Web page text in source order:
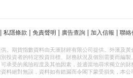
私隱條款 免責聲明 廣告查詢 加入信報 聯絡
。期貨指數資料由天滙財經有限公司提供。外滙及黃
投資者的特定投資目標、財務狀況及個別需要而編
承受的風險程度及其他因素，並適當地尋求獨立的
料絕對無誤，資料如有錯漏而令閣下蒙受損失，本公